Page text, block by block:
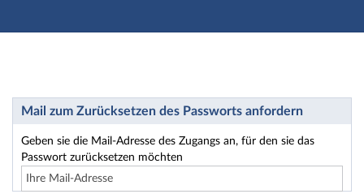
Hauptnavigation
Passwort zurücksetzen
Mail zum Zurücksetzen des Passworts anfordern
Geben sie die Mail-Adresse des Zugangs an, für den sie das
Passwort zurücksetzen möchten